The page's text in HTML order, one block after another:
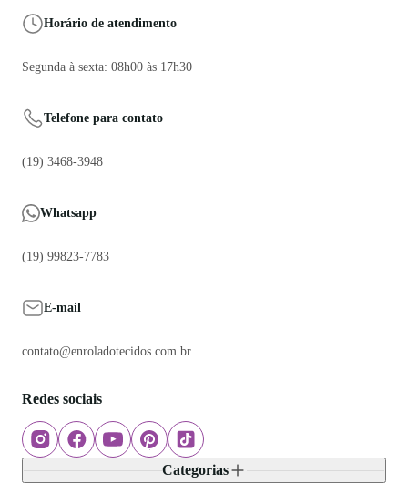
Horário de atendimento
Segunda à sexta: 08h00 às 17h30
Telefone para contato
(19) 3468-3948
Whatsapp
(19) 99823-7783
E-mail
contato@enroladotecidos.com.br
Redes sociais
Categorias